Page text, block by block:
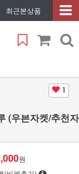
최근본상품
1
(우븐자켓/추천자
원